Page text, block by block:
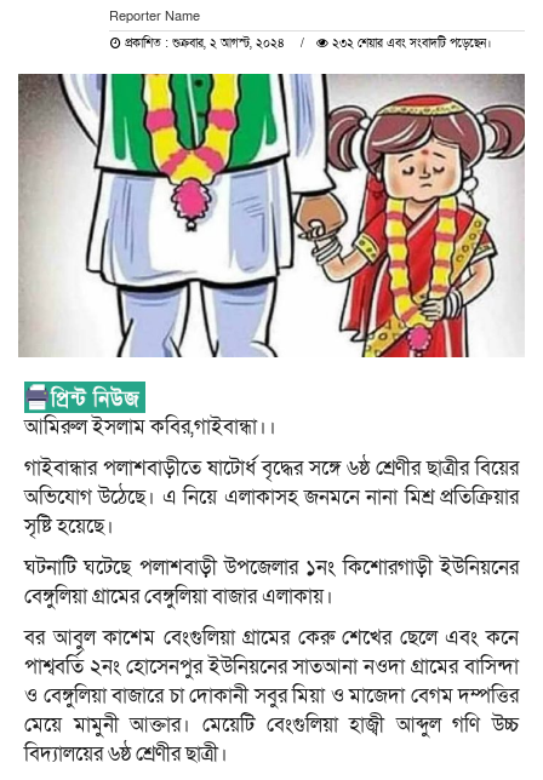
Reporter Name
প্রকাশিত : শুক্রবার, ২ আগস্ট, ২০২৪ ২৩২ শেয়ার এবং সংবাদটি পড়েছেন।
আমিরুল ইসলাম কবির,গাইবান্ধা।।
গাইবান্ধার পলাশবাড়ীতে ষাটোর্ধ বৃদ্ধের সঙ্গে ৬ষ্ঠ শ্রেণীর ছাত্রীর বিয়ের
অভিযোগ উঠেছে। এ নিয়ে এলাকাসহ জনমনে নানা মিশ্র প্রতিক্রিয়ার
সৃষ্টি হয়েছে।
ঘটনাটি ঘটেছে পলাশবাড়ী উপজেলার ১নং কিশোরগাড়ী ইউনিয়নের
বেঙ্গুলিয়া গ্রা‌মের বেঙ্গু‌লিয়া বাজার এলাকায়।
বর আবুল কাশেম বেংগুলিয়া গ্রামের কেরু শেখের ছেলে এবং কনে
পাশ্ববর্তি ২নং হোসেনপুর ইউনিয়নের সাতআনা নওদা গ্রামের বাসিন্দা
ও বেঙ্গুলিয়া বাজারে চা দোকানী সবুর মিয়া ও মা‌জেদা বেগম দম্প‌ত্তির
মেয়ে মামুনী আক্তার। মেয়েটি বেংগুলিয়া হাজ্বী আব্দুল গণি উচ্চ
বিদ্যালয়ের ৬ষ্ঠ শ্রেণীর ছাত্রী।